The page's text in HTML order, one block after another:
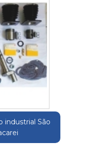
industrial São